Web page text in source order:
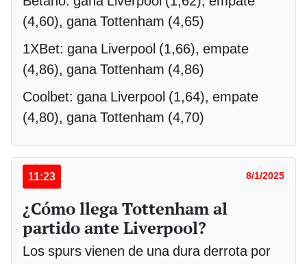
(4,60), gana Tottenham (4,65)
1XBet: gana Liverpool (1,66), empate
(4,86), gana Tottenham (4,86)
Coolbet: gana Liverpool (1,64), empate
(4,80), gana Tottenham (4,70)
11:23 8/1/2025
¿Cómo llega Tottenham al
partido ante Liverpool?
Los spurs vienen de una dura derrota por